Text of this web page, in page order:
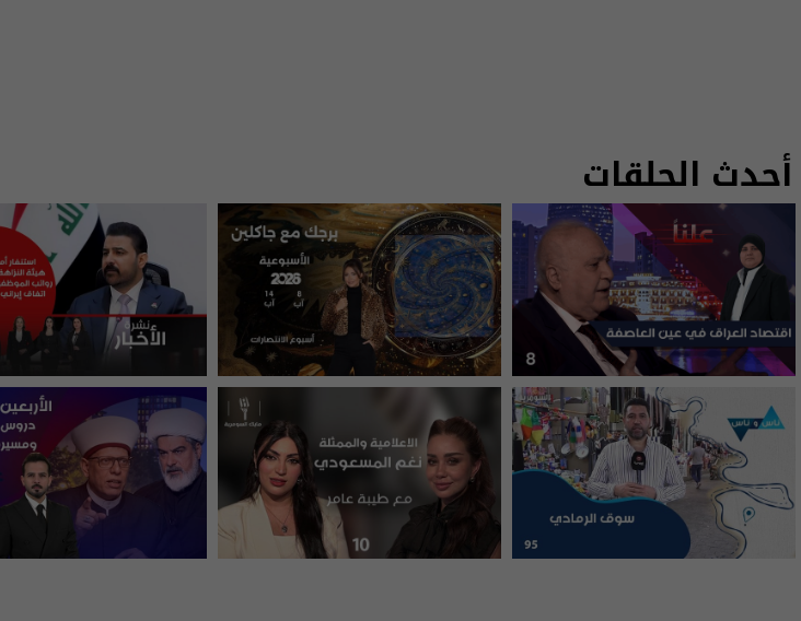
أحدث الحلقات